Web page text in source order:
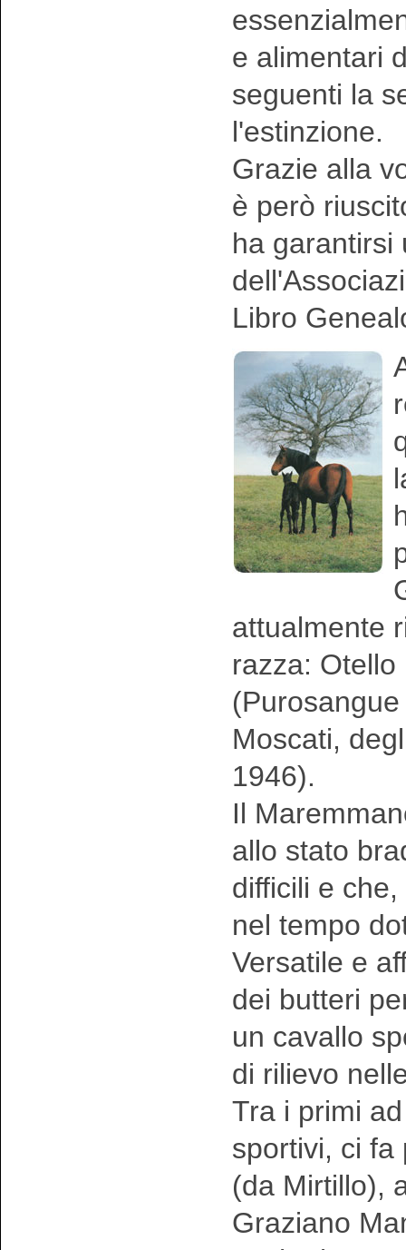
e alimentari
seguenti la
l'estinzione.
Grazie alla
è però
ha garantirsi
Libro
attualmente
razza:
Moscati,
1946).
Il
allo stato
difficili e
nel tempo
Versatile e
dei butteri
un cavallo
di rilievo
Tra i primi
sportivi, ci fa
(da Mirtillo),
Graziano